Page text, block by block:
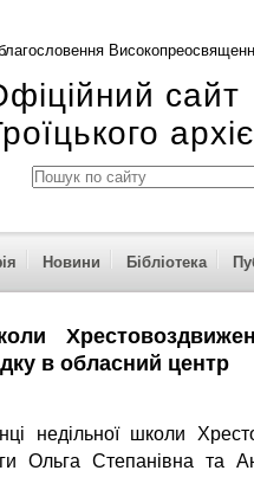
сайт
Новини Бібліотека
в обласний центр
недільної школи
Ольга Степанівна та